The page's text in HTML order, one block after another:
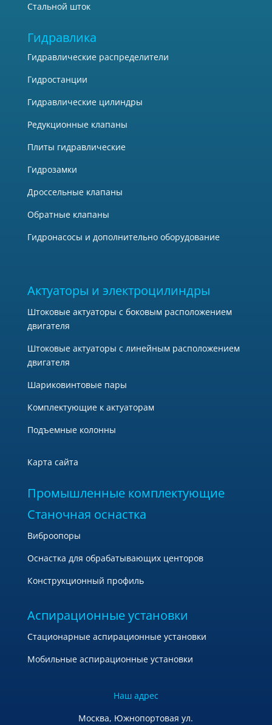
Стальной шток
Гидравлика
Гидравлические распределители
Гидростанции
Гидравлические цилиндры
Редукционные клапаны
Плиты гидравлические
Гидрозамки
Дроссельные клапаны
Обратные клапаны
Гидронасосы и дополнительно оборудование
Актуаторы и электроцилиндры
Штоковые актуаторы с боковым расположением
двигателя
Штоковые актуаторы с линейным расположением
двигателя
Шариковинтовые пары
Комплектующие к актуаторам
Подъемные колонны
Карта сайта
Промышленные комплектующие
Станочная оснастка
Виброопоры
Оснастка для обрабатывающих центоров
Конструкционный профиль
Аспирационные установки
Стационарные аспирационные установки
Мобильные аспирационные установки
Наш адрес
Москва, Южнопортовая ул.